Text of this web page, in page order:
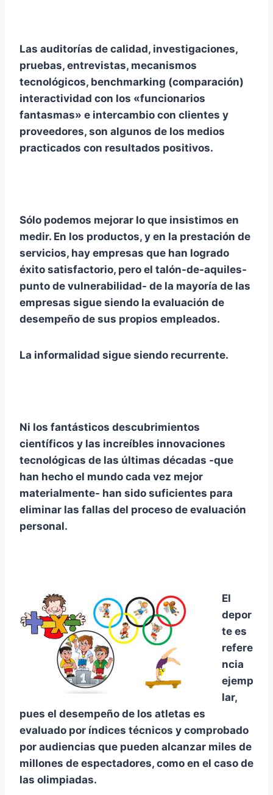
Las auditorías de calidad, investigaciones,
pruebas, entrevistas, mecanismos
tecnológicos, benchmarking (comparación)
interactividad con los «funcionarios
fantasmas» e intercambio con clientes y
proveedores, son algunos de los medios
practicados con resultados positivos.
Sólo podemos mejorar lo que insistimos en
medir. En los productos, y en la prestación de
servicios, hay empresas que han logrado
éxito satisfactorio, pero el talón-de-aquiles-
punto de vulnerabilidad- de la mayoría de las
empresas sigue siendo la evaluación de
desempeño de sus propios empleados.
La informalidad sigue siendo recurrente.
Ni los fantásticos descubrimientos
científicos y las increíbles innovaciones
tecnológicas de las últimas décadas -que
han hecho el mundo cada vez mejor
materialmente- han sido suficientes para
eliminar las fallas del proceso de evaluación
personal.
El
depor
te es
refere
ncia
ejemp
lar,
pues el desempeño de los atletas es
evaluado por índices técnicos y comprobado
por audiencias que pueden alcanzar miles de
millones de espectadores, como en el caso de
las olimpiadas.